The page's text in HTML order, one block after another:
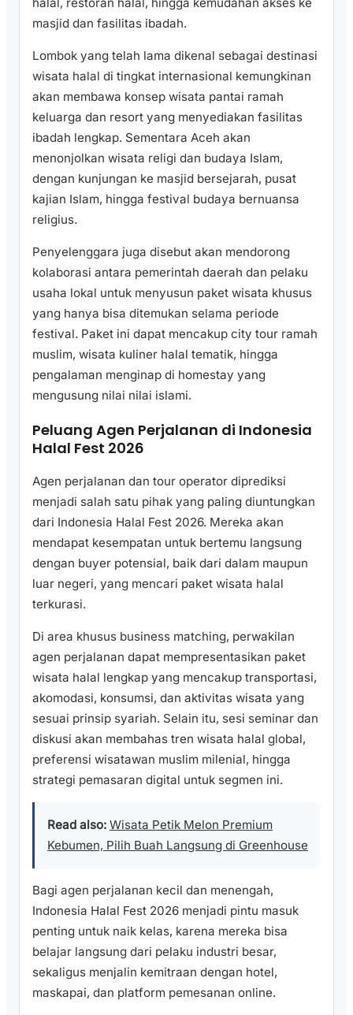
masjid dan fasilitas ibadah.
Lombok yang telah lama dikenal sebagai destinasi
wisata halal di tingkat internasional kemungkinan
akan membawa konsep wisata pantai ramah
keluarga dan resort yang menyediakan fasilitas
ibadah lengkap. Sementara Aceh akan
menonjolkan wisata religi dan budaya Islam,
dengan kunjungan ke masjid bersejarah, pusat
kajian Islam, hingga festival budaya bernuansa
religius.
Penyelenggara juga disebut akan mendorong
kolaborasi antara pemerintah daerah dan pelaku
usaha lokal untuk menyusun paket wisata khusus
yang hanya bisa ditemukan selama periode
festival. Paket ini dapat mencakup city tour ramah
muslim, wisata kuliner halal tematik, hingga
pengalaman menginap di homestay yang
mengusung nilai nilai islami.
Peluang Agen Perjalanan di Indonesia
Halal Fest 2026
Agen perjalanan dan tour operator diprediksi
menjadi salah satu pihak yang paling diuntungkan
dari Indonesia Halal Fest 2026. Mereka akan
mendapat kesempatan untuk bertemu langsung
dengan buyer potensial, baik dari dalam maupun
luar negeri, yang mencari paket wisata halal
terkurasi.
Di area khusus business matching, perwakilan
agen perjalanan dapat mempresentasikan paket
wisata halal lengkap yang mencakup transportasi,
akomodasi, konsumsi, dan aktivitas wisata yang
sesuai prinsip syariah. Selain itu, sesi seminar dan
diskusi akan membahas tren wisata halal global,
preferensi wisatawan muslim milenial, hingga
strategi pemasaran digital untuk segmen ini.
Read also: Wisata Petik Melon Premium
Kebumen, Pilih Buah Langsung di Greenhouse
Bagi agen perjalanan kecil dan menengah,
Indonesia Halal Fest 2026 menjadi pintu masuk
penting untuk naik kelas, karena mereka bisa
belajar langsung dari pelaku industri besar,
sekaligus menjalin kemitraan dengan hotel,
maskapai, dan platform pemesanan online.